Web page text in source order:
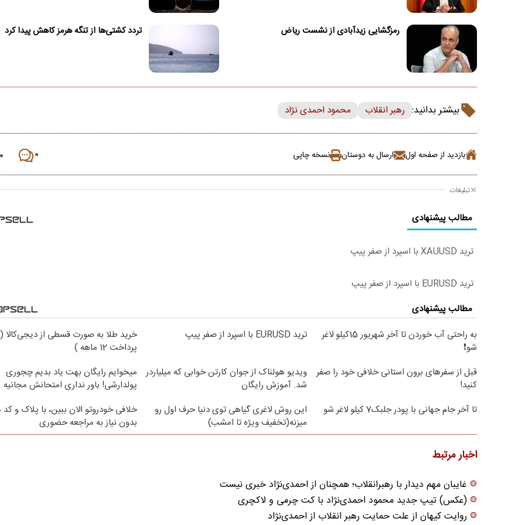
رمزگشایی زیدآبادی از نشست ریاض تردد کشتی‌ها از تنگه هرمز کاهش پیدا کرد
بیشتر بدانید: رهبر انقلاب محمود احمدی نژاد
بازدید از صفحه اول ارسال به دوستان نسخه چاپی ۰ ۰
تبلیغات
مطالب پیشنهادی
ترید XAUUSD با اسپرد از صفر پیپ
ترید EURUSD با اسپرد از صفر پیپ
مطالب پیشنهادی
به راحتی آب خوردن تا آخر شهریور 15کیلو لاغر
شو❗
ترید EURUSD با اسپرد از صفر پیپ
خرید طلا به صورت قسطی از دیجی‌کالا (
پرداخت 12 ماهه )
قبل از سفرهای برون استانی خلافی خود را صفر
کنید!
ویدیو هولناک از جوان کارتن خوابی که میلیاردر
شد. آموزش رایگان
میخوایم رایگان بهت یاد بدیم چجوری
پولدارشی! باور نداری امتحانش مجانیه
تا آخر جام جهانی با پودر جلبک7 کیلو لاغر شو
این روش لاغری گیاهی توی دنیا حرف اول رو
میزنه(تخفیف ویژه تا امشب)
خلافی خودروتو الان ببین، با پلاک و کد
بدون نیاز به مراجعه حضوری
اخبار مرتبط
غایبان مهم دیدار با رهبرانقلاب؛ همچنان از احمدی‌نژاد خبری نیست
(عکس) تیپ جدید محمود احمدی‌نژاد با کت چرمی و لاکچری
روایت کیهان از علت حمایت رهبر انقلاب از احمدی‌نژاد